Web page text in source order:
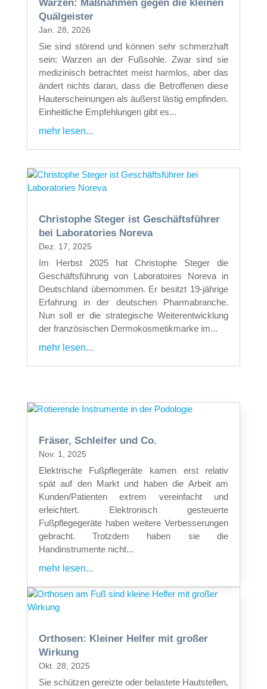
Warzen: Maßnahmen gegen die kleinen
Quälgeister
Jan. 28, 2026
Sie sind störend und können sehr schmerzhaft
sein: Warzen an der Fußsohle. Zwar sind sie
medizinisch betrachtet meist harmlos, aber das
ändert nichts daran, dass die Betroffenen diese
Hauterscheinungen als äußerst lästig empfinden.
Einheitliche Empfehlungen gibt es...
mehr lesen...
Christophe Steger ist Geschäftsführer
bei Laboratories Noreva
Dez. 17, 2025
Im Herbst 2025 hat Christophe Steger die
Geschäftsführung von Laboratoires Noreva in
Deutschland übernommen. Er besitzt 19-jährige
Erfahrung in der deutschen Pharmabranche.
Nun soll er die strategische Weiterentwicklung
der französischen Dermokosmetikmarke im...
mehr lesen...
Fräser, Schleifer und Co.
Nov. 1, 2025
Elektrische Fußpflegeräte kamen erst relativ
spät auf den Markt und haben die Arbeit am
Kunden/Patienten extrem vereinfacht und
erleichtert. Elektronisch gesteuerte
Fußpflegegeräte haben weitere Verbesserungen
gebracht. Trotzdem haben sie die
Handinstrumente nicht...
mehr lesen...
Orthosen: Kleiner Helfer mit großer
Wirkung
Okt. 28, 2025
Sie schützen gereizte oder belastete Hautstellen,